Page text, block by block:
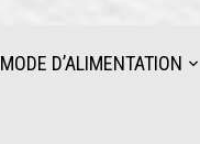
MODE D’ALIMENTATION